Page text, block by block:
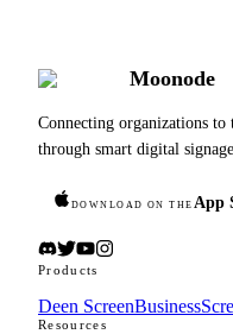
Moonode
Connecting organizations
through smart digital
DOWNLOAD ON THE App
Products
Deen Screen
Resources